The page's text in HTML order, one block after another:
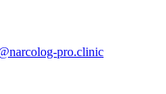
pro.clinic